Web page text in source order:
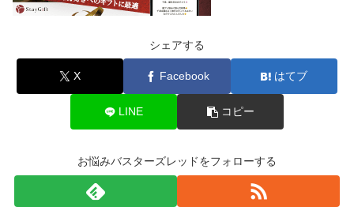
シェアする
X Facebook はてブ
LINE コピー
お悩みバスターズレッドをフォローする